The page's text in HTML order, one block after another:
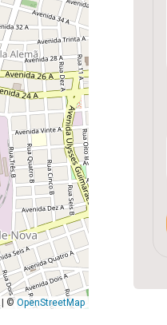
| ©OpenStreetMap